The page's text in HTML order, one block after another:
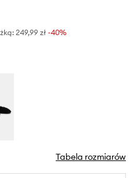
249,99 zł -40%
Tabela rozmiarów